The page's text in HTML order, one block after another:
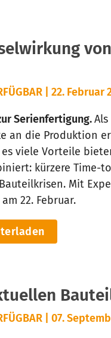
| 22. Februar
Serienfertigung.
an die Produktion
viele Vorteile
kürzere Time-
Mit
22. Februar.
| 07.